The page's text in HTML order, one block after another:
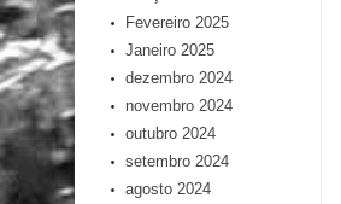
Fevereiro 2025
Janeiro 2025
dezembro 2024
novembro 2024
outubro 2024
setembro 2024
agosto 2024